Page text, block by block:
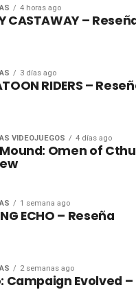
4 horas ago
CASTAWAY –
3 días ago
RIDERS –
VIDEOJUEGOS 4 días ago
Omen of
1 semana ago
ECHO – Reseña
2 semanas ago
Campaign Evolved